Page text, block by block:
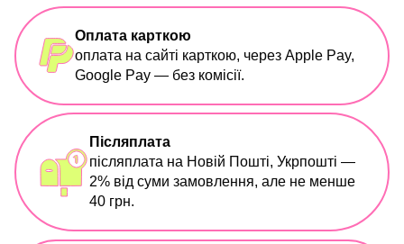
Оплата карткою
оплата на сайті карткою, через Apple Pay,
Google Pay — без комісії.
Післяплата
післяплата на Новій Пошті, Укрпошті —
2% від суми замовлення, але не менше
40 грн.